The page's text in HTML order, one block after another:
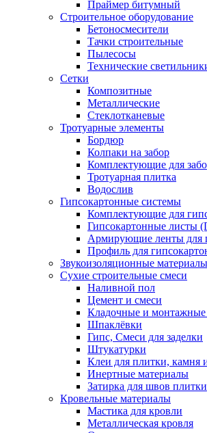
Праймер битумный
Строительное оборудование
Бетоносмесители
Тачки строительные
Пылесосы
Технические
Сетки
Композитные
Металлические
Стеклотканевые
Тротуарные элементы
Бордюр
Колпаки на забор
Комплектующие для
Тротуарная плитка
Водослив
Гипсокартонные системы
Комплектующие для
Гипсокартонные листы
Армирующие ленты для
Профиль для
Звукоизоляционные материалы
Сухие строительные смеси
Наливной пол
Цемент и смеси
Кладочные и монтажные
Шпаклёвки
Гипс, Смеси для заделки
Штукатурки
Клеи для плитки, камня
Инертные материалы
Затирка для швов плитки
Кровельные материалы
Мастика для кровли
Металлическая кровля